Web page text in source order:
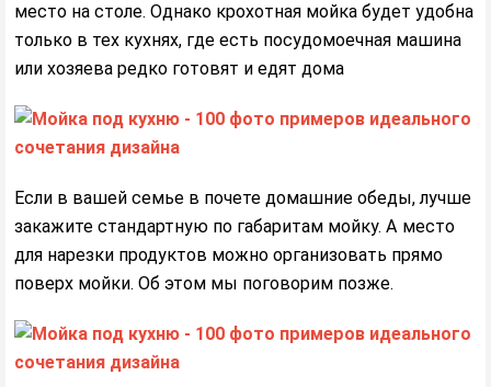
место на столе. Однако крохотная мойка будет удобна
только в тех кухнях, где есть посудомоечная машина
или хозяева редко готовят и едят дома
Если в вашей семье в почете домашние обеды, лучше
закажите стандартную по габаритам мойку. А место
для нарезки продуктов можно организовать прямо
поверх мойки. Об этом мы поговорим позже.